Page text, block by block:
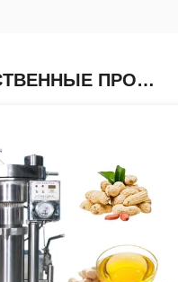
РОДСТВЕННЫЕ ПРОДУКТЫ